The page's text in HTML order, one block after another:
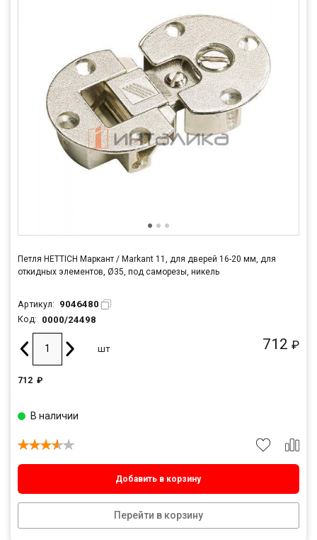
Петля HETTICH Маркант / Markant 11, для дверей 16-20 мм, для
откидных элементов, Ø35, под саморезы, никель
Артикул: 9046480
Код: 0000/24498
712 ₽
шт
712 ₽
Добавить в корзину
Перейти в корзину
В наличии